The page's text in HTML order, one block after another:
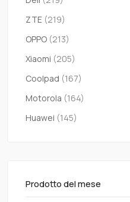
ZTE (219)
OPPO (213)
Xiaomi (205)
Coolpad (167)
Motorola (164)
Huawei (145)
Prodotto del mese